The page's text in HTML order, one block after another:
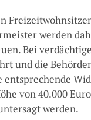
werden
Bei
und die
von 40.000
werden.